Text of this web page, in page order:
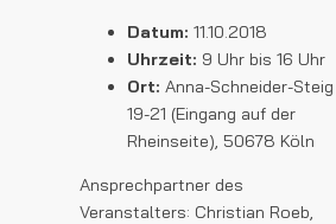
Datum: 11.10.2018
Uhrzeit: 9 Uhr bis 16 Uhr
Ort: Anna-Schneider-Steig
19-21 (Eingang auf der
Rheinseite), 50678 Köln
Ansprechpartner des
Veranstalters: Christian Roeb,